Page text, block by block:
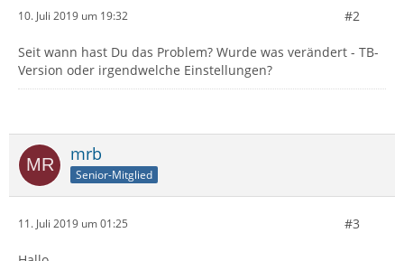
10. Juli 2019 um 19:32 #2
Seit wann hast Du das Problem? Wurde was verändert - TB-
Version oder irgendwelche Einstellungen?
mrb
Senior-Mitglied
11. Juli 2019 um 01:25 #3